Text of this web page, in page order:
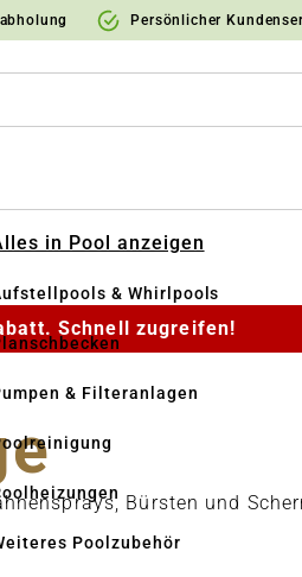
Persönlicher
in Pool anzeigen
& Whirlpools
& Filteranlagen
Poolzubehör
Schnell zugreifen!
Bürsten und